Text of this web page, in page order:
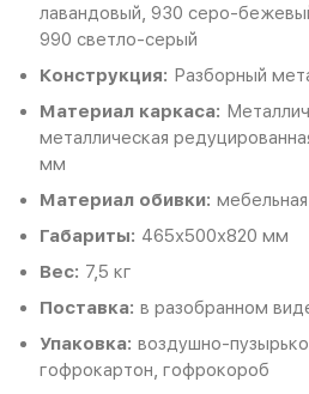
лавандовый, 930 серо-
990 светло-серый
Конструкция: Разборный
Материал каркаса:
металлическая
мм
Материал обивки: мебельная
Габариты: 465х500х820 мм
Вес: 7,5 кг
Поставка: в разобранном
Упаковка: воздушно-
гофрокартон, гофрокороб